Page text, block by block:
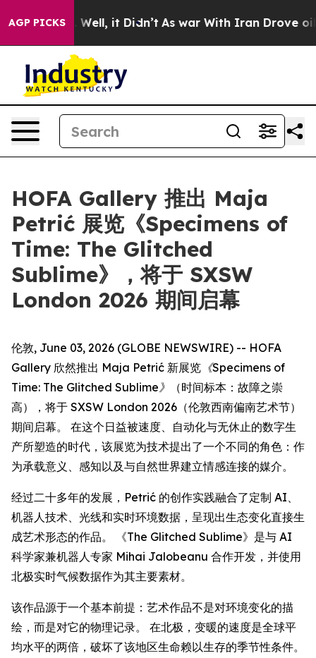
AGP PICKS
40%. Well, it Didn’t As war With Iran Drove oil
HOFA Gallery 推出 Maja
Petrić 展览《Specimens of
Time: The Glitched
Sublime》，将于 SXSW
London 2026 期间启幕
伦敦, June 03, 2026 (GLOBE NEWSWIRE) -- HOFA
Gallery 欣然推出 Maja Petrić 新展览 《Specimens of
Time: The Glitched Sublime》
（时间标本：故障之崇
高），将于 SXSW London 2026（伦敦西南偏南艺术节）
期间启幕。 在这个日益被速度、自动化与无休止的数字生
产所塑造的时代，该展览为技术提出了一个不同的角色：作
为承载意义、感知以及与自然世界建立情感连接的媒介。
经过二十多年的发展，Petrić 的创作实践融合了定制 AI、
机器人技术、光线和实时环境数据，呈现出生态变化直接生
成艺术形态的作品。 《The Glitched Sublime》是与 AI
科学家兼机器人专家 Mihai Jalobeanu 合作开发，并使用
北极实时气候数据作为其主要素材。
该作品源于一个基本前提：艺术作品不是对环境变化的描
绘，而是对它的物理记录。 在北极，变暖的速度是全球平
均水平的两倍，破坏了该地区生命赖以生存的季节性条件。